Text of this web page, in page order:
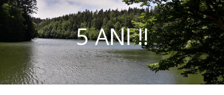
5 ANI !!